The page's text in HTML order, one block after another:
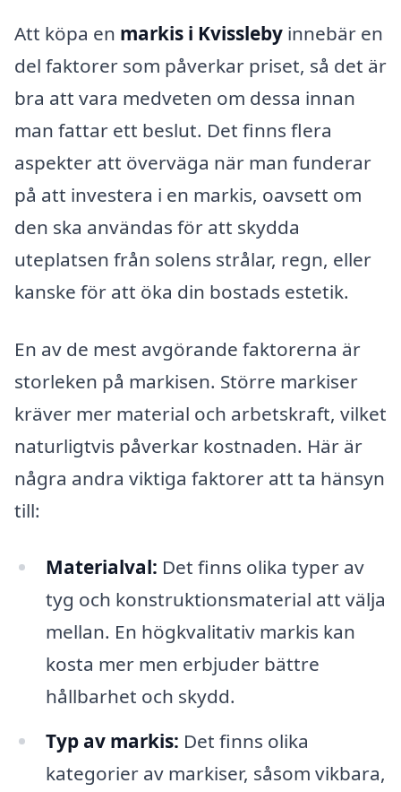
Att köpa en markis i Kvissleby innebär en
del faktorer som påverkar priset, så det är
bra att vara medveten om dessa innan
man fattar ett beslut. Det finns flera
aspekter att överväga när man funderar
på att investera i en markis, oavsett om
den ska användas för att skydda
uteplatsen från solens strålar, regn, eller
kanske för att öka din bostads estetik.
En av de mest avgörande faktorerna är
storleken på markisen. Större markiser
kräver mer material och arbetskraft, vilket
naturligtvis påverkar kostnaden. Här är
några andra viktiga faktorer att ta hänsyn
till:
Materialval: Det finns olika typer av
tyg och konstruktionsmaterial att välja
mellan. En högkvalitativ markis kan
kosta mer men erbjuder bättre
hållbarhet och skydd.
Typ av markis: Det finns olika
kategorier av markiser, såsom vikbara,